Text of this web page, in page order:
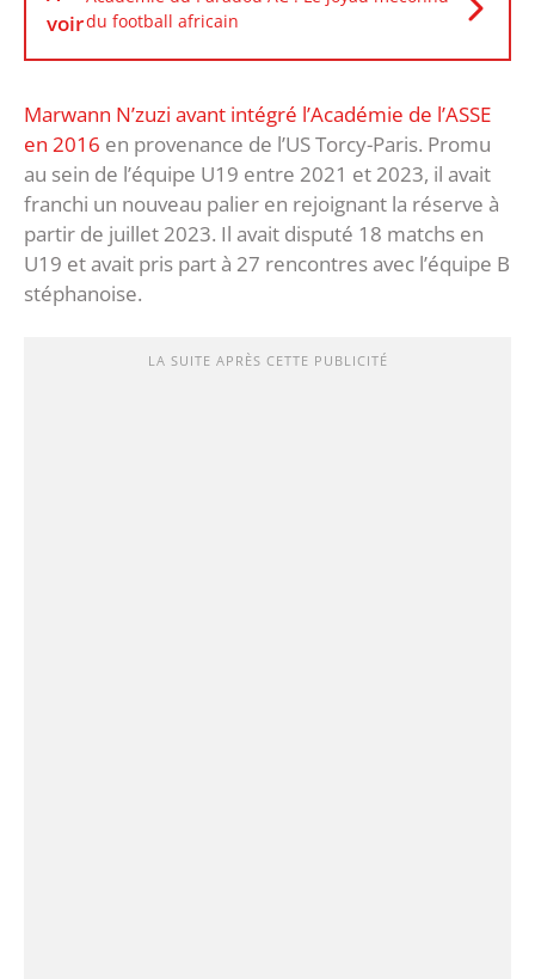
voirdu football africain
Marwann N’zuzi avant intégré l’Académie de l’ASSE
en 2016 en provenance de l’US Torcy-Paris. Promu
au sein de l’équipe U19 entre 2021 et 2023, il avait
franchi un nouveau palier en rejoignant la réserve à
partir de juillet 2023. Il avait disputé 18 matchs en
U19 et avait pris part à 27 rencontres avec l’équipe B
stéphanoise.
LA SUITE APRÈS CETTE PUBLICITÉ